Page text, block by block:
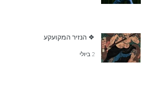
❖ הנזיר המקועקע
2 ביולי